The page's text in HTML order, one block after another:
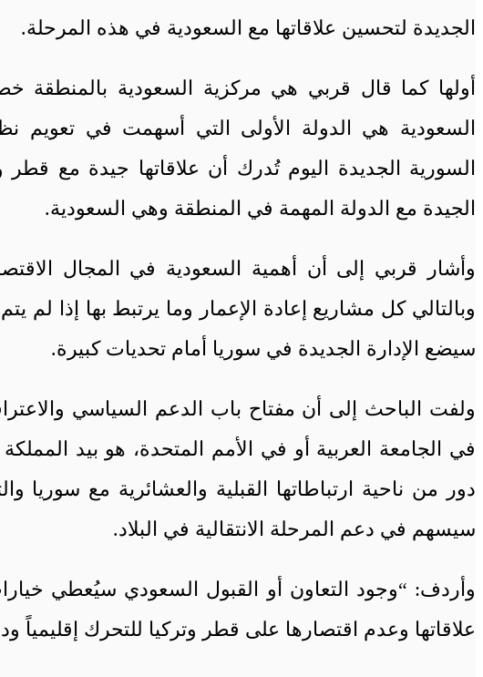
الجديدة لتحسين علاقاتها مع السعودية في هذه المرحلة.
أولها كما قال قربي هي مركزية السعودية بالمنطقة
السعودية هي الدولة الأولى التي أسهمت في تعويم
السورية الجديدة اليوم تُدرك أن علاقاتها جيدة مع قطر
الجيدة مع الدولة المهمة في المنطقة وهي السعودية.
وأشار قربي إلى أن أهمية السعودية في المجال
وبالتالي كل مشاريع إعادة الإعمار وما يرتبط بها إذا لم
سيضع الإدارة الجديدة في سوريا أمام تحديات كبيرة.
ولفت الباحث إلى أن مفتاح باب الدعم السياسي
في الجامعة العربية أو في الأمم المتحدة، هو بيد
دور من ناحية ارتباطاتها القبلية والعشائرية مع
سيسهم في دعم المرحلة الانتقالية في البلاد.
وأردف: “وجود التعاون أو القبول السعودي سيُعطي
علاقاتها وعدم اقتصارها على قطر وتركيا للتحرك إقليمياً